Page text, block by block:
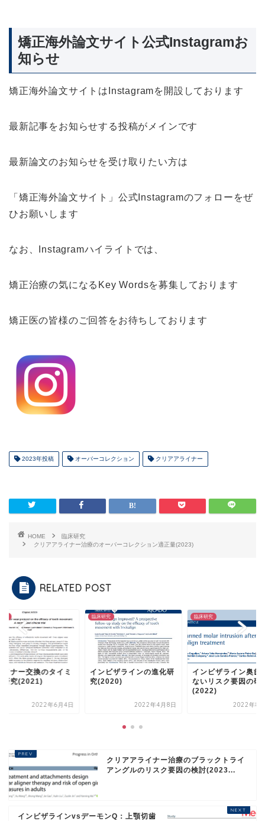
矯正海外論文サイト公式Instagramお
知らせ
矯正海外論文サイトはInstagramを開設しております
最新記事をお知らせする投稿がメインです
最新論文のお知らせを受け取りたい方は
「矯正海外論文サイト」公式Instagramのフォローをぜ
ひお願いします
なお、Instagramハイライトでは、
矯正治療の気になるKey Wordsを募集しております
矯正医の皆様のご回答をお待ちしております
2023年投稿 オーバーコレクション クリアアライナー
HOME
臨床研究
クリアアライナー治療のオーバーコレクション適正量(2023)
RELATED POST
イナー交換のタイミ
研究(2021)
2022年6月4日
臨床研究
インビザラインの進化研
究(2020)
2022年4月8日
臨床研究
インビザライン奥歯
ないリスク要因の研
(2022)
2022年8
クリアアライナー治療のブラックトライ
アングルのリスク要因の検討(2023...
インビザラインvsデーモンQ：上顎切歯